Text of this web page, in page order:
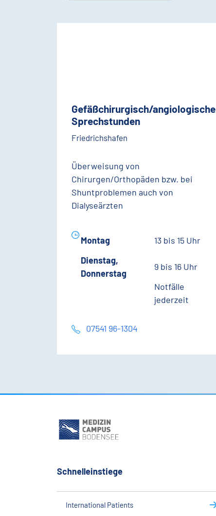
Gefäßchirurgisch/angiologische
Sprechstunden
Friedrichshafen
Überweisung von
Chirurgen/Orthopäden bzw. bei
Shuntproblemen auch von
Dialyseärzten
Montag
13 bis 15 Uhr
Dienstag,
Donnerstag
9 bis 16 Uhr
Notfälle
jederzeit
07541 96-1304
Schnelleinstiege
International Patients